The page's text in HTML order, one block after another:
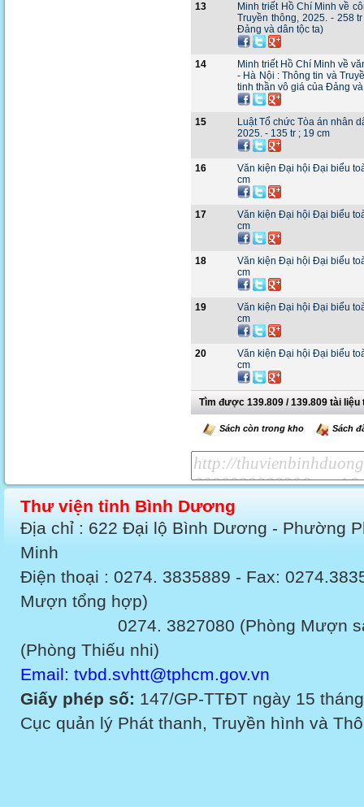
13
Minh triết Hồ Chí Minh về
Truyền thông, 2025. - 258
Đảng và dân tộc ta)
14
Minh triết Hồ Chí Minh về
- Hà Nội : Thông tin và
tinh thần vô giá của Đảng
15
Luật Tổ chức Tòa án nhân
2025. - 135 tr ; 19 cm
16
Văn kiện Đại hội Đại biểu
cm
17
Văn kiện Đại hội Đại biểu
cm
18
Văn kiện Đại hội Đại biểu
cm
19
Văn kiện Đại hội Đại biểu
cm
20
Văn kiện Đại hội Đại biểu
cm
Tìm được 139.809 / 139.809 tài
Sách còn trong kho Sách
Thư viện tỉnh Bình Dương
Địa chỉ : 622 Đại lộ Bình Dương - Phường
Minh
Điện thoại : 0274. 3835889 - Fax:
Mượn tổng hợp)
0274. 3827080 (Phòng Mượn sách
(Phòng Thiếu nhi)
Email: tvbd.svhtt@tphcm.gov.vn
Giấy phép số: 147/GP-TTĐT ngày 15
Cục quản lý Phát thanh, Truyền hình và